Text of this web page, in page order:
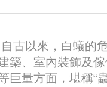
古以來，白蟻的
築、室內裝飾及
巨量方面，堪稱“